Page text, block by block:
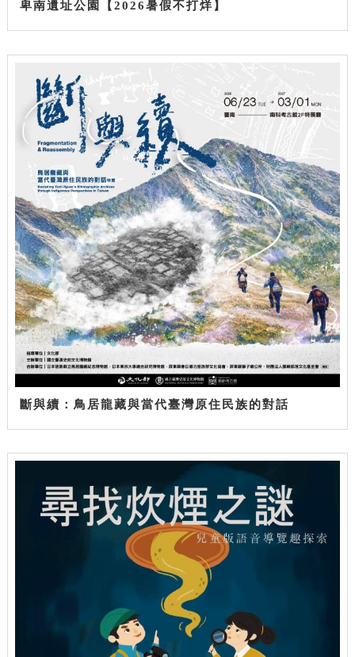
卑南遺址公園【2026暑假不打烊】
斷與續：鳥居龍藏與當代臺灣原住民族的對話